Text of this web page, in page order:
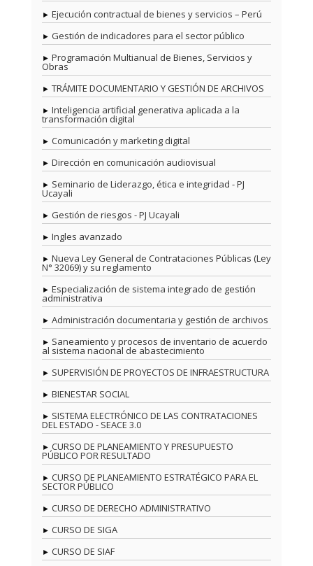
Ejecución contractual de bienes y servicios – Perú
Gestión de indicadores para el sector público
Programación Multianual de Bienes, Servicios y
Obras
TRÁMITE DOCUMENTARIO Y GESTIÓN DE ARCHIVOS
Inteligencia artificial generativa aplicada a la
transformación digital
Comunicación y marketing digital
Dirección en comunicación audiovisual
Seminario de Liderazgo, ética e integridad - PJ
Ucayali
Gestión de riesgos - PJ Ucayali
Ingles avanzado
Nueva Ley General de Contrataciones Públicas (Ley
N° 32069) y su reglamento
Especialización de sistema integrado de gestión
administrativa
Administración documentaria y gestión de archivos
Saneamiento y procesos de inventario de acuerdo
al sistema nacional de abastecimiento
SUPERVISIÓN DE PROYECTOS DE INFRAESTRUCTURA
BIENESTAR SOCIAL
SISTEMA ELECTRÓNICO DE LAS CONTRATACIONES
DEL ESTADO - SEACE 3.0
CURSO DE PLANEAMIENTO Y PRESUPUESTO
PÚBLICO POR RESULTADO
CURSO DE PLANEAMIENTO ESTRATÉGICO PARA EL
SECTOR PÚBLICO
CURSO DE DERECHO ADMINISTRATIVO
CURSO DE SIGA
CURSO DE SIAF